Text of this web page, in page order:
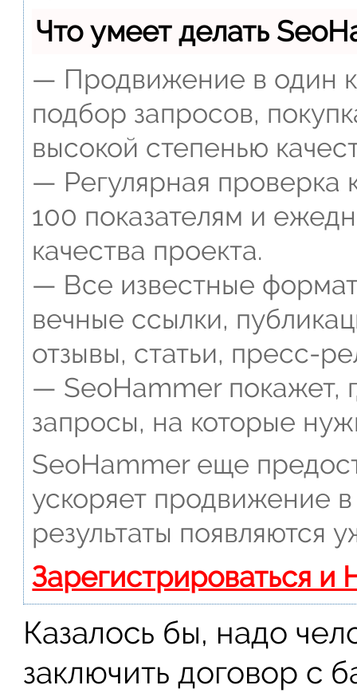
Что умеет делать
— Продвижение в один
подбор запросов,
высокой степенью
— Регулярная проверка
100 показателям и
качества проекта.
— Все известные
вечные ссылки,
отзывы, статьи, пресс-
— SeoHammer покажет,
запросы, на которые
SeoHammer еще
ускоряет продвижение
результаты появляются
Зарегистрироваться и
Казалось бы, надо
заключить договор с